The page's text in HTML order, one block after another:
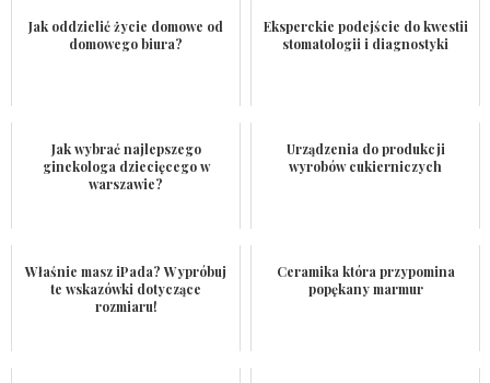
Jak oddzielić życie domowe od
domowego biura?
Eksperckie podejście do kwestii
stomatologii i diagnostyki
Jak wybrać najlepszego
ginekologa dziecięcego w
warszawie?
Urządzenia do produkcji
wyrobów cukierniczych
Właśnie masz iPada? Wypróbuj
te wskazówki dotyczące
rozmiaru!
Ceramika która przypomina
popękany marmur